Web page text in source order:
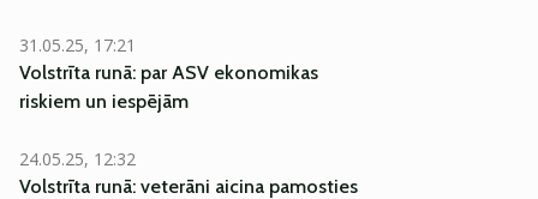
31.05.25, 17:21
Volstrīta runā: par ASV ekonomikas
riskiem un iespējām
24.05.25, 12:32
Volstrīta runā: veterāni aicina pamosties